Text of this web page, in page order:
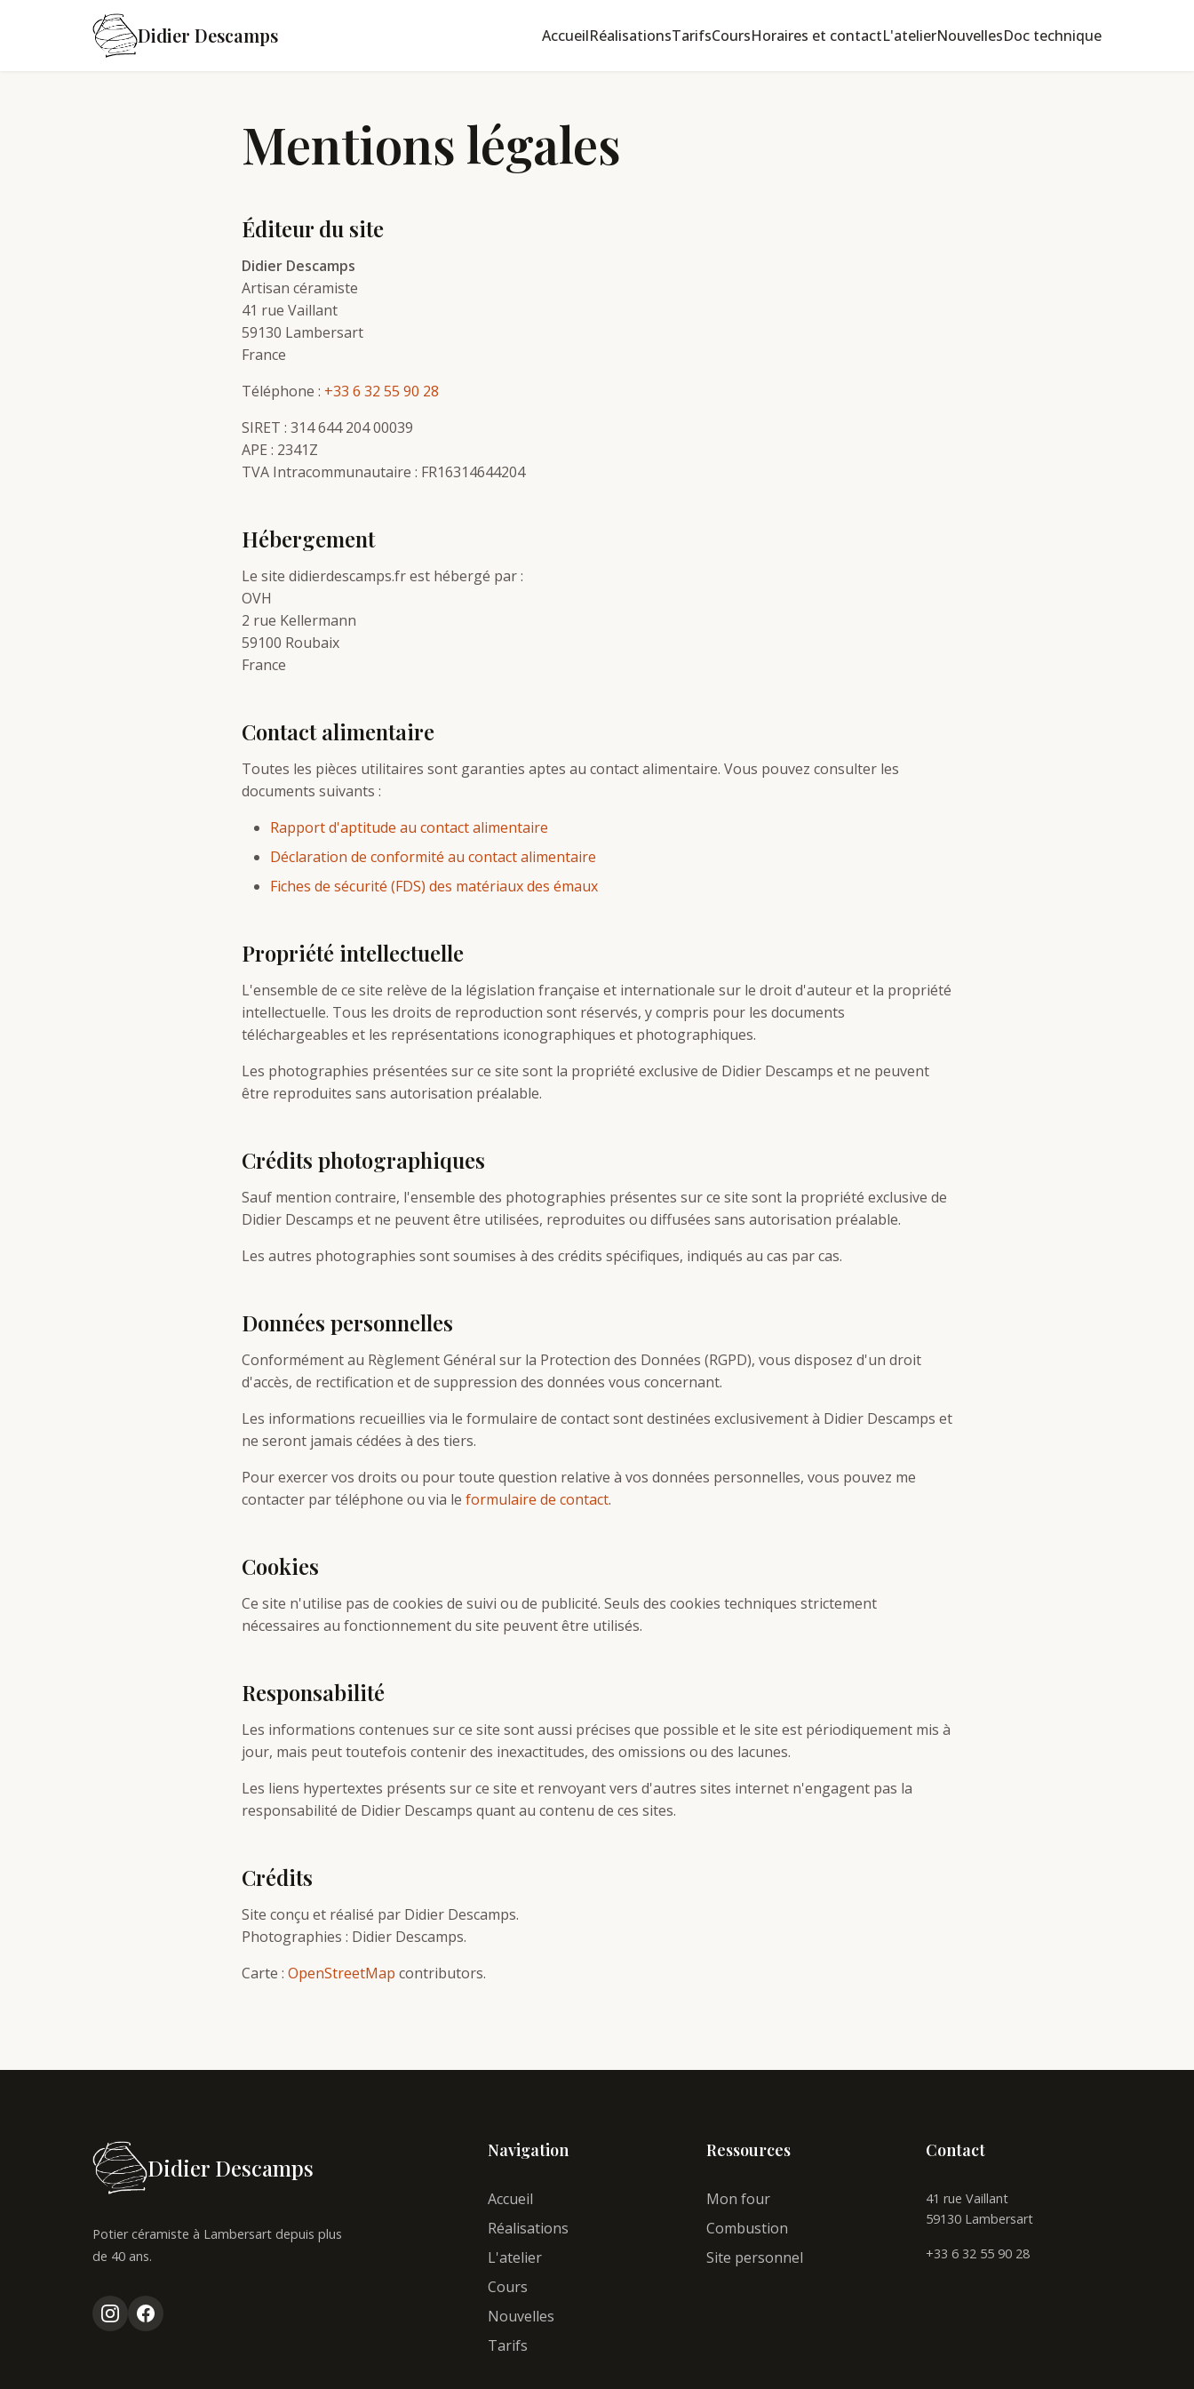
Didier Descamps AccueilRéalisationsTarifsCoursHoraires et contactL'atelierNouvellesDoc technique
Mentions légales
Éditeur du site
Didier Descamps
Artisan céramiste
41 rue Vaillant
59130 Lambersart
France
Téléphone : +33 6 32 55 90 28
SIRET : 314 644 204 00039
APE : 2341Z
TVA Intracommunautaire : FR16314644204
Hébergement
Le site didierdescamps.fr est hébergé par :
OVH
2 rue Kellermann
59100 Roubaix
France
Contact alimentaire
Toutes les pièces utilitaires sont garanties aptes au contact alimentaire. Vous pouvez consulter les
documents suivants :
Rapport d'aptitude au contact alimentaire
Déclaration de conformité au contact alimentaire
Fiches de sécurité (FDS) des matériaux des émaux
Propriété intellectuelle
L'ensemble de ce site relève de la législation française et internationale sur le droit d'auteur et la propriété
intellectuelle. Tous les droits de reproduction sont réservés, y compris pour les documents
téléchargeables et les représentations iconographiques et photographiques.
Les photographies présentées sur ce site sont la propriété exclusive de Didier Descamps et ne peuvent
être reproduites sans autorisation préalable.
Crédits photographiques
Sauf mention contraire, l'ensemble des photographies présentes sur ce site sont la propriété exclusive de
Didier Descamps et ne peuvent être utilisées, reproduites ou diffusées sans autorisation préalable.
Les autres photographies sont soumises à des crédits spécifiques, indiqués au cas par cas.
Données personnelles
Conformément au Règlement Général sur la Protection des Données (RGPD), vous disposez d'un droit
d'accès, de rectification et de suppression des données vous concernant.
Les informations recueillies via le formulaire de contact sont destinées exclusivement à Didier Descamps et
ne seront jamais cédées à des tiers.
Pour exercer vos droits ou pour toute question relative à vos données personnelles, vous pouvez me
contacter par téléphone ou via le formulaire de contact.
Cookies
Ce site n'utilise pas de cookies de suivi ou de publicité. Seuls des cookies techniques strictement
nécessaires au fonctionnement du site peuvent être utilisés.
Responsabilité
Les informations contenues sur ce site sont aussi précises que possible et le site est périodiquement mis à
jour, mais peut toutefois contenir des inexactitudes, des omissions ou des lacunes.
Les liens hypertextes présents sur ce site et renvoyant vers d'autres sites internet n'engagent pas la
responsabilité de Didier Descamps quant au contenu de ces sites.
Crédits
Site conçu et réalisé par Didier Descamps.
Photographies : Didier Descamps.
Carte : OpenStreetMap contributors.
Didier Descamps
Potier céramiste à Lambersart depuis plus
de 40 ans.
Navigation
Accueil
Réalisations
L'atelier
Cours
Nouvelles
Tarifs
Ressources
Mon four
Combustion
Site personnel
Contact
41 rue Vaillant
59130 Lambersart
+33 6 32 55 90 28